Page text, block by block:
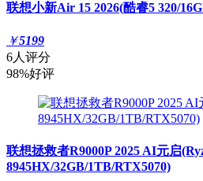
联想小新Air 15 2026(酷睿5 320/
￥5199
6人评分
98%好评
联想拯救者R9000P 2025 AI元启
8945HX/32GB/1TB/RTX5070)